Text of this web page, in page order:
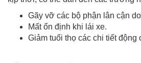
Gãy vỡ các bộ phận lân cận
Mất ổn định khi lái xe.
Giảm tuổi thọ các chi tiết động